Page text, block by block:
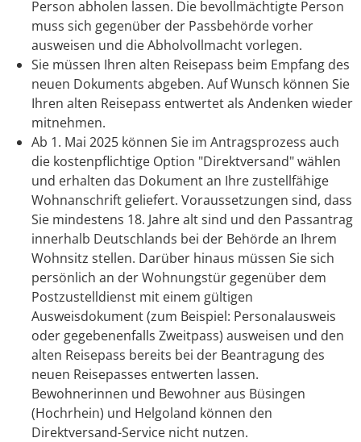
Person abholen lassen. Die bevollmächtigte Person
muss sich gegenüber der Passbehörde vorher
ausweisen und die Abholvollmacht vorlegen.
Sie müssen Ihren alten Reisepass beim Empfang des
neuen Dokuments abgeben. Auf Wunsch können Sie
Ihren alten Reisepass entwertet als Andenken wieder
mitnehmen.
Ab 1. Mai 2025 können Sie im Antragsprozess auch
die kostenpflichtige Option "Direktversand" wählen
und erhalten das Dokument an Ihre zustellfähige
Wohnanschrift geliefert. Voraussetzungen sind, dass
Sie mindestens 18. Jahre alt sind und den Passantrag
innerhalb Deutschlands bei der Behörde an Ihrem
Wohnsitz stellen. Darüber hinaus müssen Sie sich
persönlich an der Wohnungstür gegenüber dem
Postzustelldienst mit einem gültigen
Ausweisdokument (zum Beispiel: Personalausweis
oder gegebenenfalls Zweitpass) ausweisen und den
alten Reisepass bereits bei der Beantragung des
neuen Reisepasses entwerten lassen.
Bewohnerinnen und Bewohner aus Büsingen
(Hochrhein) und Helgoland können den
Direktversand-Service nicht nutzen.